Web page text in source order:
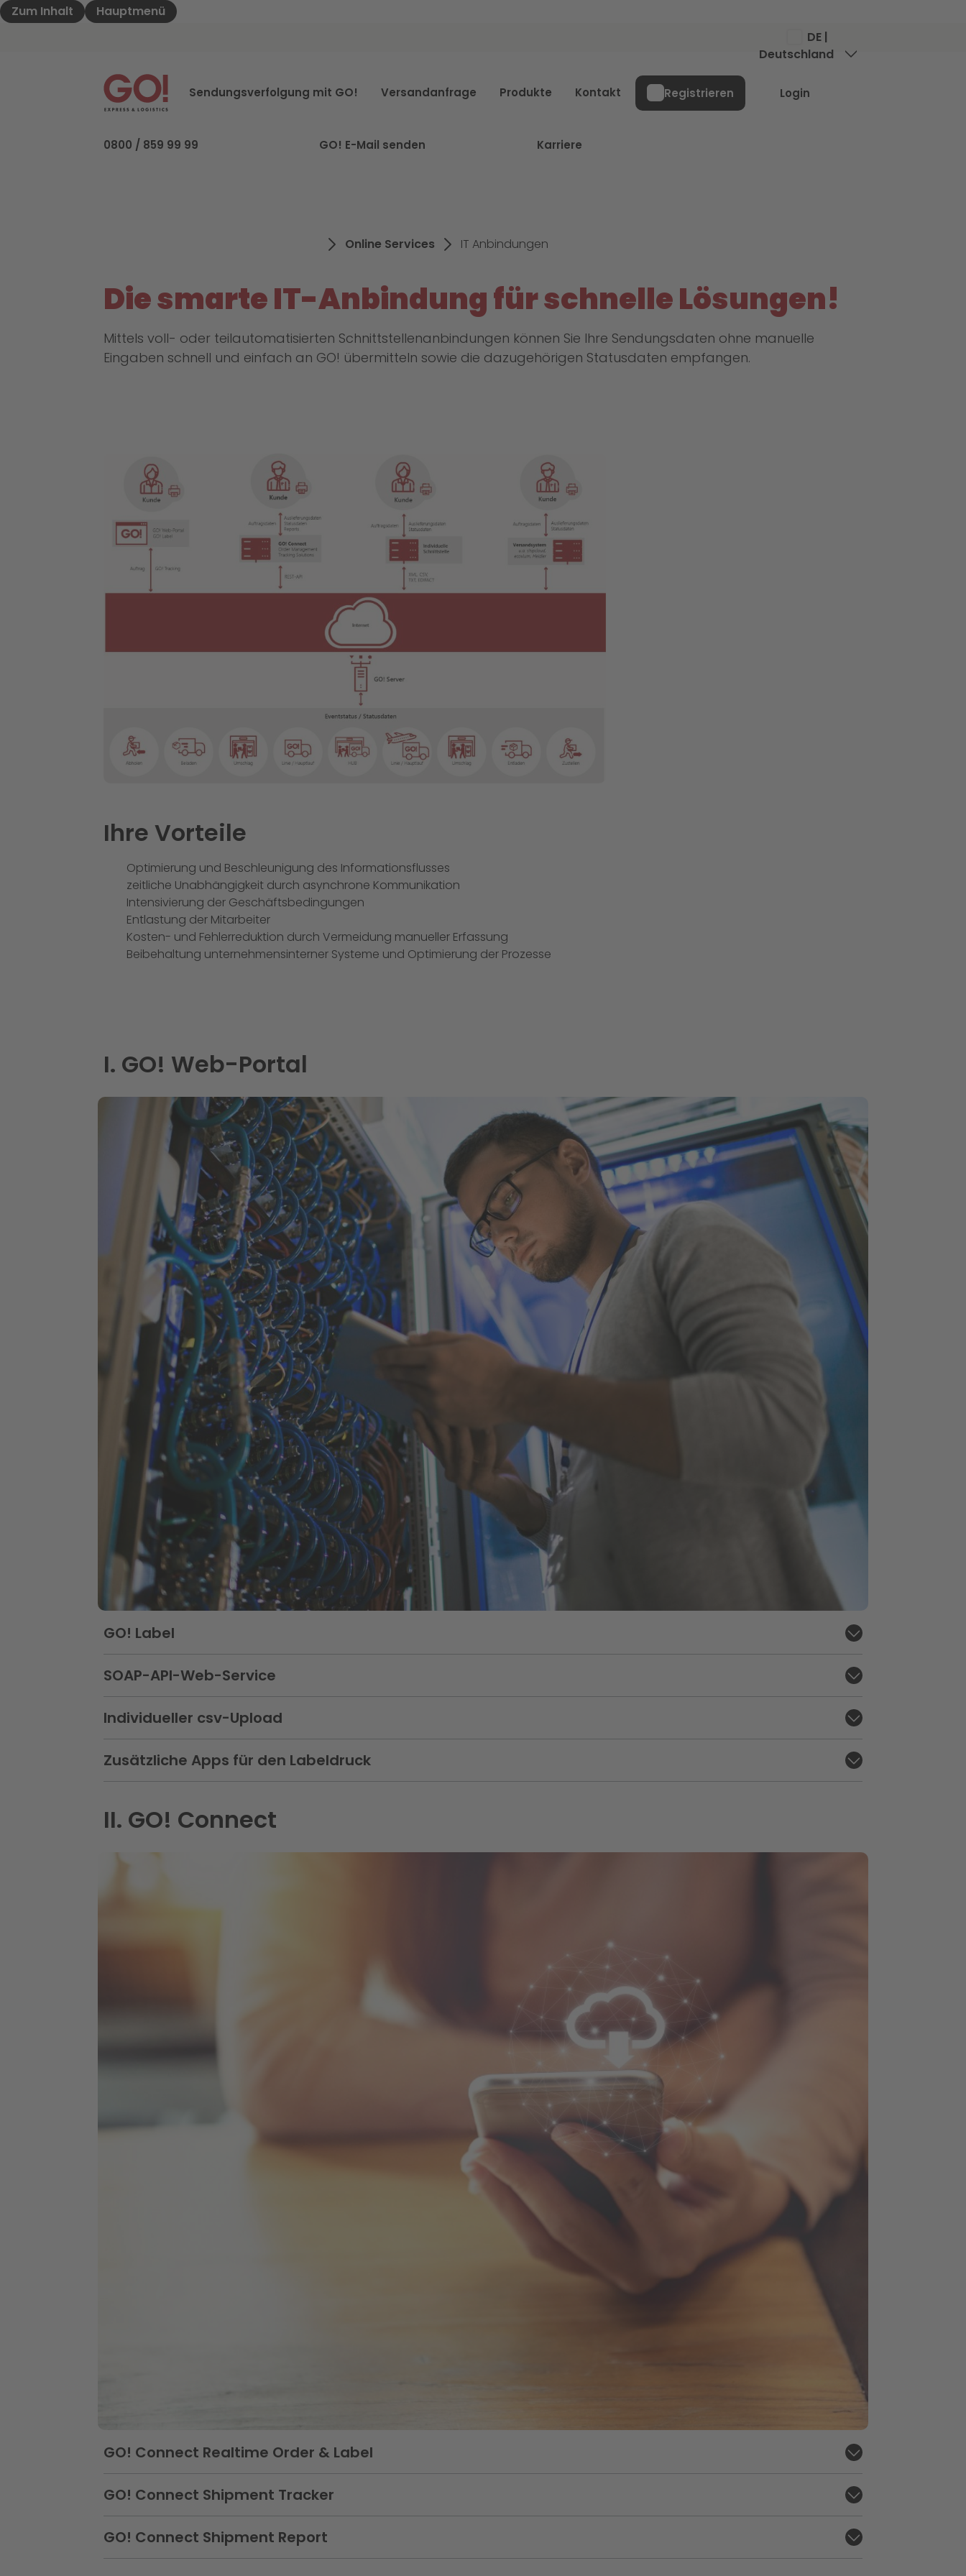
Zum Inhalt Hauptmenü
0800 / 859 99 99 GO! E-Mail senden Karriere
DE |
Deutschland
GO! Express & Logistics - Zur Starteite
Sendungsverfolgung mit GO! Versandanfrage Produkte Kontakt Registrieren Login
Online Services IT Anbindungen
Die smarte IT-Anbindung für schnelle Lösungen!
Mittels voll- oder teilautomatisierten Schnittstellenanbindungen können Sie Ihre Sendungsdaten ohne manuelle
Eingaben schnell und einfach an GO! übermitteln sowie die dazugehörigen Statusdaten empfangen.
Ihre Vorteile
Optimierung und Beschleunigung des Informationsflusses
zeitliche Unabhängigkeit durch asynchrone Kommunikation
Intensivierung der Geschäftsbedingungen
Entlastung der Mitarbeiter
Kosten- und Fehlerreduktion durch Vermeidung manueller Erfassung
Beibehaltung unternehmensinterner Systeme und Optimierung der Prozesse
I. GO! Web-Portal
I. GO! Web-Portal
Abschnitt schließen:
GO! Label
Abschnitt schließen:
SOAP-API-Web-Service
Abschnitt schließen:
Individueller csv-Upload
Abschnitt schließen:
Zusätzliche Apps für den Labeldruck
II. GO! Connect
Abschnitt schließen:
GO! Connect Realtime Order & Label
Abschnitt schließen:
GO! Connect Shipment Tracker
Abschnitt schließen:
GO! Connect Shipment Report